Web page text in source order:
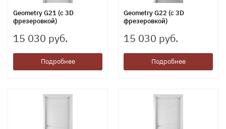
Geometry G21 (с 3D
фрезеровкой)
15 030 руб.
Подробнее
Geometry G22 (с 3D
фрезеровкой)
15 030 руб.
Подробнее